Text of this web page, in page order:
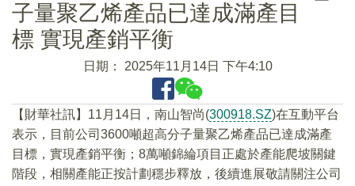
子量聚乙烯產品已達成滿產目
標 實現產銷平衡
日期： 2025年11月14日 下午4:10
【財華社訊】11月14日，南山智尚(300918.SZ)在互動平台
表示，目前公司3600噸超高分子量聚乙烯產品已達成滿產
目標，實現產銷平衡；8萬噸錦綸項目正處於產能爬坡關鍵
階段，相關產能正按計劃穩步釋放，後續進展敬請關注公司